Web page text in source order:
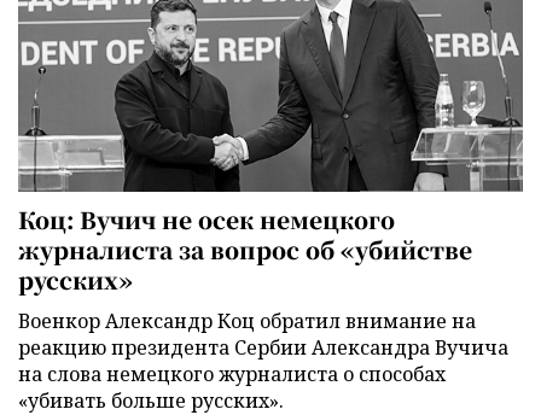
Коц: Вучич не осек немецкого
журналиста за вопрос об «убийстве
русских»
Военкор Александр Коц обратил внимание на
реакцию президента Сербии Александра Вучича
на слова немецкого журналиста о способах
«убивать больше русских».